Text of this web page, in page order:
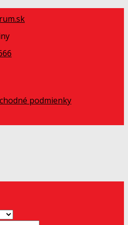
podmienky